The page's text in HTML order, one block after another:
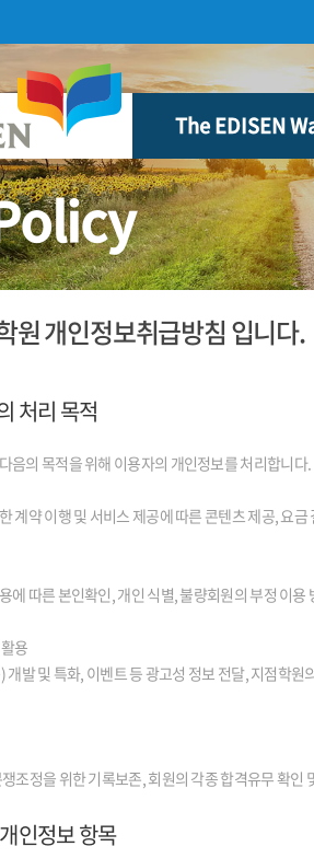
The EDISEN
원 개인정보취급방침 입니다.
처리 목적
음의 목적을 위해 이용자의 개인정보를 처리합니다.
계약 이행 및 서비스 제공에 따른 콘텐츠 제공, 요
에 따른 본인확인, 개인 식별, 불량회원의 부정 이
용
개발 및 특화, 이벤트 등 광고성 정보 전달, 지점학
조정을 위한 기록보존, 회원의 각종 합격유무 확인
인정보 항목